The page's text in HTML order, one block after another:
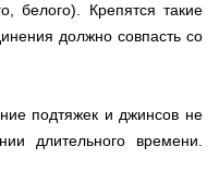
белого). Крепятся такие
должно совпасть со
подтяжек и джинсов не
длительного времени.